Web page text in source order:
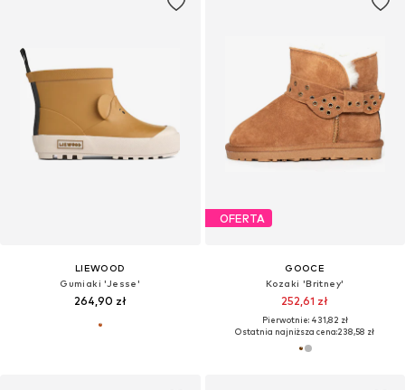
LIEWOOD
Gumiaki 'Jesse'
264,90 zł
OFERTA
GOOCE
Kozaki 'Britney'
252,61 zł
Pierwotnie: 431,82 zł
Ostatnia najniższa cena:238,58 zł